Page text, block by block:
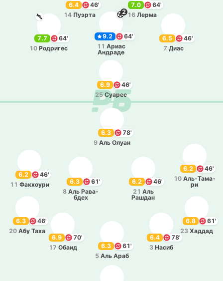
7.0
64'
16 Лерма
9.2 64'
2
11 Ариас
Андра­де
6.5
46'
7 Диас
7.7
64'
10 Ро­дри­гес
6.4
46'
14 Пуэрта
6.9
46'
25 Суарес
6.8
61'
23 Хаддад
6.4
78'
3 Насиб
6.3
61'
5 Аль Араб
6.3
46'
20 Абу Таха
6.9
70'
17 Обаид
6.2
46'
21 Аль
Рашдан
6.2
46'
10 Аль-Та­ма­
ри
6.3
61'
8 Аль Ра­ва­
бдех
6.2
46'
11 Фа­кхоу­ри
6.3
78'
9 Аль Олуан